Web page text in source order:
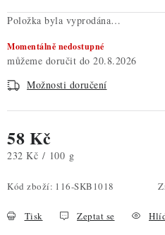
Položka byla vyprodána…
Momentálně nedostupné
20.8.2026
Možnosti doručení
58 Kč
Měrná cena:
232 Kč / 100 g
Kód zboží: 116-SKB1018
Tisk Zeptat se